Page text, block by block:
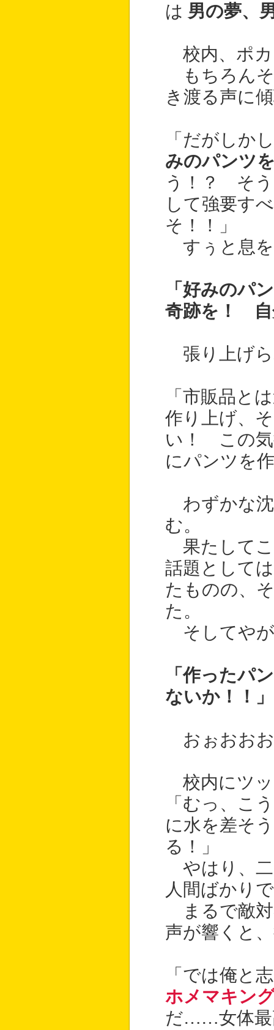
は 男の夢、
校内、ポ
もちろんそ
き渡る声に
「だがしか
みのパンツ
う！？ そ
して強要す
そ！！」
すぅと息を
「好みのパ
奇跡を！ 自
張り上げら
「市販品と
作り上げ、
い！ この気
にパンツを
わずかな沈
む。
果たしてこ
話題として
たものの、
た。
そしてやが
「作ったパ
ないか！！」
おぉおおお
校内にツ
「むっ、こ
に水を差そ
る！」
やはり、二
人間ばかり
まるで敵対
声が響くと
「では俺と
ホメマキン
だ……女体最